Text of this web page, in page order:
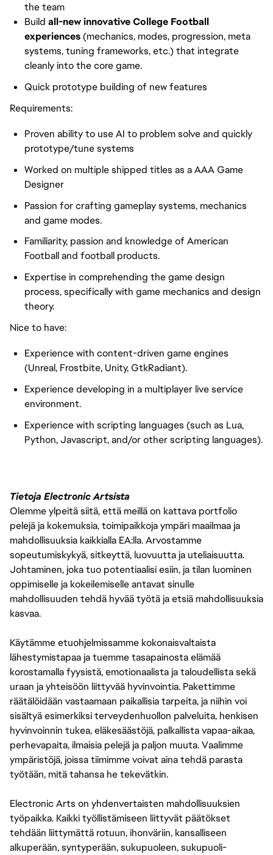
the team
Build all-new innovative College Football
experiences(mechanics, modes, progression, meta
systems, tuning frameworks, etc.) that integrate
cleanly into the core game.
Quick prototype building of new features
Requirements:
Proven ability to use AI to problem solve and quickly
prototype/tune systems
Worked on multiple shipped titles as a AAA Game
Designer
Passion for crafting gameplay systems, mechanics
and game modes.
Familiarity, passion and knowledge of American
Football and football products.
Expertise in comprehending the game design
process, specifically with game mechanics and design
theory.
Nice to have:
Experience with content-driven game engines
(Unreal, Frostbite, Unity, GtkRadiant).
Experience developing in a multiplayer live service
environment.
Experience with scripting languages (such as Lua,
Python, Javascript, and/or other scripting languages).
Tietoja Electronic Artsista
Olemme ylpeitä siitä, että meillä on kattava portfolio
pelejä ja kokemuksia, toimipaikkoja ympäri maailmaa ja
mahdollisuuksia kaikkialla EA:lla. Arvostamme
sopeutumiskykyä, sitkeyttä, luovuutta ja uteliaisuutta.
Johtaminen, joka tuo potentiaalisi esiin, ja tilan luominen
oppimiselle ja kokeilemiselle antavat sinulle
mahdollisuuden tehdä hyvää työtä ja etsiä mahdollisuuksia
kasvaa.
Käytämme etuohjelmissamme kokonaisvaltaista
lähestymistapaa ja tuemme tasapainosta elämää
korostamalla fyysistä, emotionaalista ja taloudellista sekä
uraan ja yhteisöön liittyvää hyvinvointia. Pakettimme
räätälöidään vastaamaan paikallisia tarpeita, ja niihin voi
sisältyä esimerkiksi terveydenhuollon palveluita, henkisen
hyvinvoinnin tukea, eläkesäästöjä, palkallista vapaa-aikaa,
perhevapaita, ilmaisia pelejä ja paljon muuta. Vaalimme
ympäristöjä, joissa tiimimme voivat aina tehdä parasta
työtään, mitä tahansa he tekevätkin.
Electronic Arts on yhdenvertaisten mahdollisuuksien
työpaikka. Kaikki työllistämiseen liittyvät päätökset
tehdään liittymättä rotuun, ihonväriin, kansalliseen
alkuperään, syntyperään, sukupuoleen, sukupuoli-